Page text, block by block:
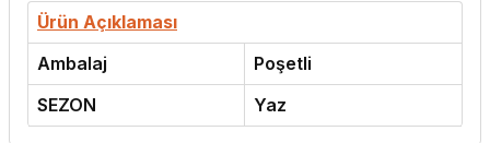
Ürün Açıklaması
Ambalaj
Poşetli
SEZON
Yaz